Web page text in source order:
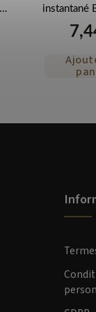
instantané